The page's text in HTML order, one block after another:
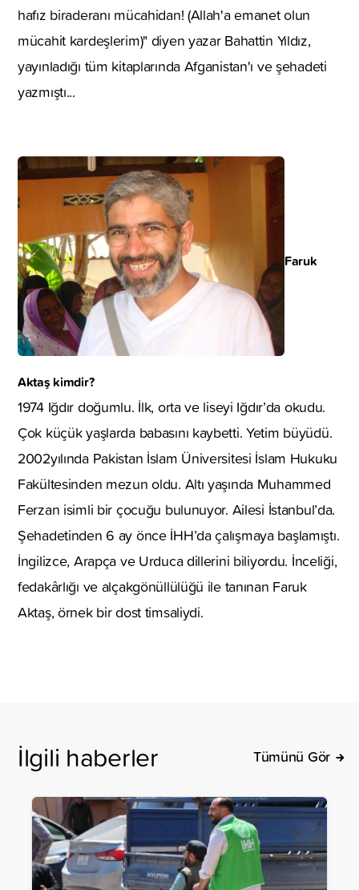
hafız biraderanı mücahidan! (Allah'a emanet olun
mücahit kardeşlerim)" diyen yazar Bahattin Yıldız,
yayınladığı tüm kitaplarında Afganistan'ı ve şehadeti
yazmıştı...
Faruk
Aktaş kimdir?
1974 Iğdır doğumlu. İlk, orta ve liseyi Iğdır’da okudu.
Çok küçük yaşlarda babasını kaybetti. Yetim büyüdü.
2002yılında Pakistan İslam Üniversitesi İslam Hukuku
Fakültesinden mezun oldu. Altı yaşında Muhammed
Ferzan isimli bir çocuğu bulunuyor. Ailesi İstanbul’da.
Şehadetinden 6 ay önce İHH’da çalışmaya başlamıştı.
İngilizce, Arapça ve Urduca dillerini biliyordu. İnceliği,
fedakârlığı ve alçakgönüllülüğü ile tanınan Faruk
Aktaş, örnek bir dost timsaliydi.
İlgili haberler Tümünü Gör